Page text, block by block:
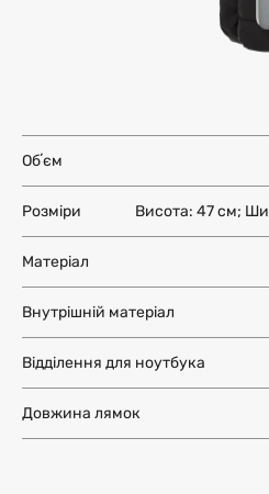
Обʼєм
Розміри Висота: 47 см;
Матеріал
Внутрішній матеріал
Відділення для ноутбука
Довжина лямок